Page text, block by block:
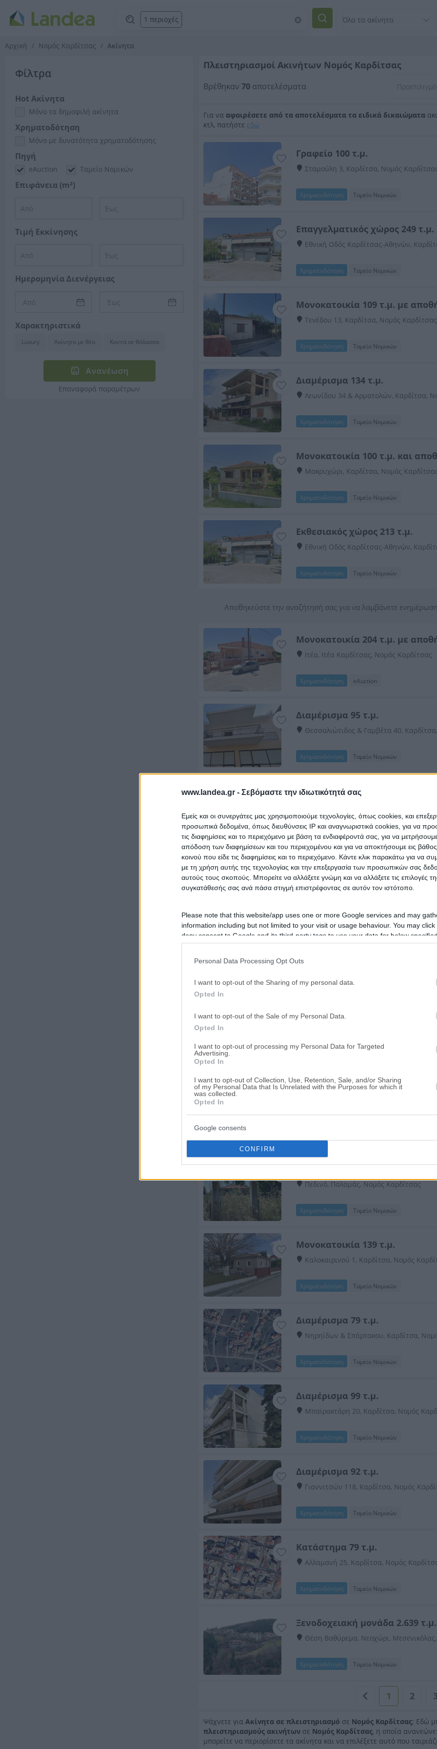
www.landea.gr - Σεβόμαστε την ιδιωτικότητά σας
Εμείς και οι συνεργάτες μας χρησιμοποιούμε τεχνολογίες, όπως cookies, και
προσωπικά δεδομένα, όπως διευθύνσεις IP και αναγνωριστικά cookies, για να
τις διαφημίσεις και το περιεχόμενο με βάση τα ενδιαφέροντά σας, για να
απόδοση των διαφημίσεων και του περιεχομένου και για να αποκτήσουμε εις
κοινού που είδε τις διαφημίσεις και το περιεχόμενο. Κάντε κλικ παρακάτω για να
με τη χρήση αυτής της τεχνολογίας και την επεξεργασία των προσωπικών σας
αυτούς τους σκοπούς. Μπορείτε να αλλάξετε γνώμη και να αλλάξετε τις επιλογές
συγκατάθεσής σας ανά πάσα στιγμή επιστρέφοντας σε αυτόν τον ιστότοπο.
Please note that this website/app uses one or more Google services and may
information including but not limited to your visit or usage behaviour. You may
deny consent to Google and its third-party tags to use your data for below
in below Google consent section.
Personal Data Processing Opt Outs
I want to opt-out of the Sharing of my personal data.
Opted In
I want to opt-out of the Sale of my Personal Data.
Opted In
I want to opt-out of processing my Personal Data for Targeted
Advertising.
Opted In
I want to opt-out of Collection, Use, Retention, Sale, and/or Sharing
of my Personal Data that Is Unrelated with the Purposes for which it
was collected.
Opted In
Google consents
CONFIRM
1 περιοχές
Αρχική Νομός Καρδίτσας Ακίνητα
Φίλτρα
Hot Ακίνητα
Μόνο τα δημοφιλή ακίνητα
Χρηματοδότηση
Μόνο με δυνατότητα χρηματοδότησης
Πηγή
eAuction Ταμείο Νομικών
Επιφάνεια (m²)
Τιμή Εκκίνησης
Ημερομηνία Διενέργειας
Χαρακτηριστικά
Luxury Ακίνητο με θέα Κοντά σε θάλασσα
Ανανέωση
Επαναφορά παραμέτρων
Πλειστηριασμοί Ακινήτων Νομός Καρδίτσας
Βρέθηκαν70 αποτελέσματα
Για να αφαιρέσετε από τα αποτελέσματα τα ειδικά δικαιώματα
κτλ, πατήστε εδώ
Γραφείο 100 τ.μ.
Σταμούλη 3, Καρδίτσα, Νομός
Χρηματοδότηση Ταμείο Νομικών
Επαγγελματικός χώρος 249 τ.μ.
Εθνική Οδός Καρδίτσας-Αθηνών,
Χρηματοδότηση Ταμείο Νομικών
Μονοκατοικία 109 τ.μ. με
Τενέδου 13, Καρδίτσα, Νομός Καρδίτσας
Χρηματοδότηση Ταμείο Νομικών
Διαμέρισμα 134 τ.μ.
Λεωνίδου 34 & Αρματολών, Καρδίτσα,
Χρηματοδότηση Ταμείο Νομικών
Μονοκατοικία 100 τ.μ. και
Μακρυχώρι, Καρδίτσα, Νομός
Χρηματοδότηση Ταμείο Νομικών
Εκθεσιακός χώρος 213 τ.μ.
Εθνική Οδός Καρδίτσας-Αθηνών,
Χρηματοδότηση Ταμείο Νομικών
Αποθηκεύστε την αναζήτησή σας για να λαμβάνετε
Μονοκατοικία 204 τ.μ. με
Ιτέα, Ιτέα Καρδίτσας, Νομός Καρδίτσας
Χρηματοδότηση eAuction
Διαμέρισμα 95 τ.μ.
Θεσσαλιώτιδος & Γαμβέτα 40,
Χρηματοδότηση Ταμείο Νομικών
Διαμέρισμα 99 τ.μ.
Χρηματοδότηση Ταμείο Νομικών
Διαμέρισμα 69 τ.μ.
Νηρηίδων & Σπάρτακου, Καρδίτσα,
Διαμέρισμα 89 τ.μ.
Μπαϊρακτάρη 20, Καρδίτσα, Νομός
Χρηματοδότηση Ταμείο Νομικών
Κατάστημα 41 τ.μ.
Επαγγελματικό κτήριο 413 τ.μ.
Μονοκατοικία 100 τ.μ. με
Πεδινό, Παλαμάς, Νομός Καρδίτσας
Χρηματοδότηση Ταμείο Νομικών
Mονοκατοικία 139 τ.μ.
Καλοκαιρινού 1, Καρδίτσα, Νομός
Χρηματοδότηση Ταμείο Νομικών
Διαμέρισμα 79 τ.μ.
Νηρηίδων & Σπάρτακου, Καρδίτσα,
Χρηματοδότηση Ταμείο Νομικών
Διαμέρισμα 99 τ.μ.
Μπαϊρακτάρη 20, Καρδίτσα, Νομός
Χρηματοδότηση Ταμείο Νομικών
Διαμέρισμα 92 τ.μ.
Γιαννιτσών 118, Καρδίτσα, Νομός
Χρηματοδότηση Ταμείο Νομικών
Κατάστημα 79 τ.μ.
Αλλαμανή 25, Καρδίτσα, Νομός
Χρηματοδότηση Ταμείο Νομικών
Ξενοδοχειακή μονάδα 2.639 τ.μ.
Θέση Βαθύρεμα, Νεοχώρι,
Χρηματοδότηση Ταμείο Νομικών
1 2 3
Ψάχνετε γιαΑκίνητα σε πλειστηριασμό σε Νομός Καρδίτσας; Εδώ
πλειστηριασμούς ακινήτων σε Νομός Καρδίτσας, η οποία
μπορείτε να περιορίσετε τα ακίνητα και να επιλέξετε αυτό που